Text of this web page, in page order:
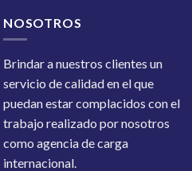
NOSOTROS
Brindar a nuestros clientes un
servicio de calidad en el que
puedan estar complacidos con el
trabajo realizado por nosotros
como agencia de carga
internacional.